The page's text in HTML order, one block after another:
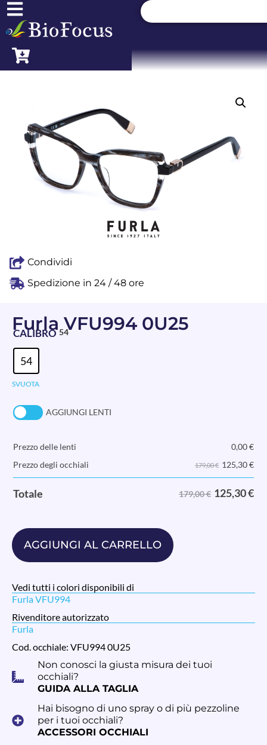
Condividi
Spedizione in 24 / 48 ore
Furla VFU994 0U25
CALIBRO 54
54
SVUOTA
AGGIUNGI LENTI
Prezzo delle lenti 0,00€
Prezzo degli occhiali
179,00 € 125,30€
Totale 179,00 € 125,30€
AGGIUNGI AL CARRELLO
Vedi tutti i colori disponibili di
Furla VFU994
Rivenditore autorizzato
Furla
Cod. occhiale: VFU994 0U25
Non conosci la giusta misura dei tuoi
occhiali?
GUIDA ALLA TAGLIA
Hai bisogno di uno spray o di più pezzoline
per i tuoi occhiali?
ACCESSORI OCCHIALI